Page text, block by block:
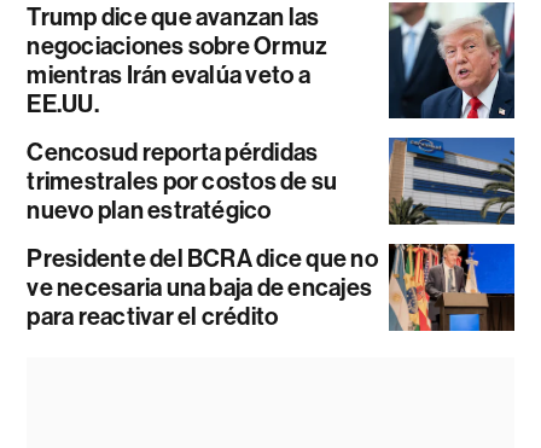
Trump dice que avanzan las
negociaciones sobre Ormuz
mientras Irán evalúa veto a
EE.UU.
Cencosud reporta pérdidas
trimestrales por costos de su
nuevo plan estratégico
Presidente del BCRA dice que no
ve necesaria una baja de encajes
para reactivar el crédito